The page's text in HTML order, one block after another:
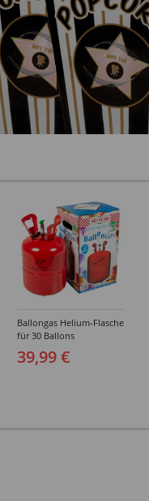
Ballongas Helium-Flasche
für 30 Ballons
39,99 €